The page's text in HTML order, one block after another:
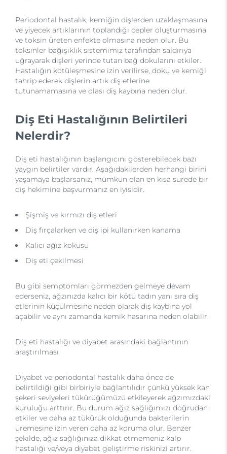
Periodontal hastalık, kemiğin dişlerden uzaklaşmasına
ve yiyecek artıklarının toplandığı cepler oluşturmasına
ve toksin üreten enfekte olmasına neden olur. Bu
toksinler bağışıklık sistemimiz tarafından saldırıya
uğrayarak dişleri yerinde tutan bağ dokularını etkiler.
Hastalığın kötüleşmesine izin verilirse, doku ve kemiği
tahrip ederek dişlerin artık diş etlerine
tutunamamasına ve olası diş kaybına neden olur.
Diş Eti Hastalığının Belirtileri
Nelerdir?
Diş eti hastalığının başlangıcını gösterebilecek bazı
yaygın belirtiler vardır. Aşağıdakilerden herhangi birini
yaşamaya başlarsanız, mümkün olan en kısa sürede bir
diş hekimine başvurmanız en iyisidir.
Şişmiş ve kırmızı diş etleri
Diş fırçalarken ve diş ipi kullanırken kanama
Kalıcı ağız kokusu
Diş eti çekilmesi
Bu gibi semptomları görmezden gelmeye devam
ederseniz, ağzınızda kalıcı bir kötü tadın yanı sıra diş
etlerinin küçülmesine neden olarak diş kaybına yol
açabilir ve aynı zamanda kemik hasarına neden olabilir.
Diş eti hastalığı ve diyabet arasındaki bağlantının
araştırılması
Diyabet ve periodontal hastalık daha önce de
belirtildiği gibi birbiriyle bağlantılıdır çünkü yüksek kan
şekeri seviyeleri tükürüğümüzü etkileyerek ağzımızdaki
kuruluğu arttırır. Bu durum ağız sağlığımızı doğrudan
etkiler ve daha az tükürük olduğunda bakterilerin
üremesine izin veren daha az koruma olur. Benzer
şekilde, ağız sağlığınıza dikkat etmemeniz kalp
hastalığı ve/veya diyabet geliştirme riskinizi artırır.